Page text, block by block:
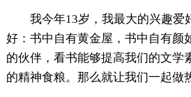
我今年13岁，我最大的兴趣爱
好：书中自有黄金屋，书中自有颜
的伙伴，看书能够提高我们的文学
的精神食粮。那么就让我们一起做